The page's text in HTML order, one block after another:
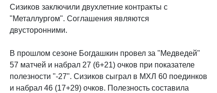
Сизиков заключили двухлетние контракты с
"Металлургом". Соглашения являются
двусторонними.
В прошлом сезоне Богдашкин провел за "Медведей"
57 матчей и набрал 27 (6+21) очков при показателе
полезности "-27". Сизиков сыграл в МХЛ 60 поединков
и набрал 46 (17+29) очков. Полезность составила